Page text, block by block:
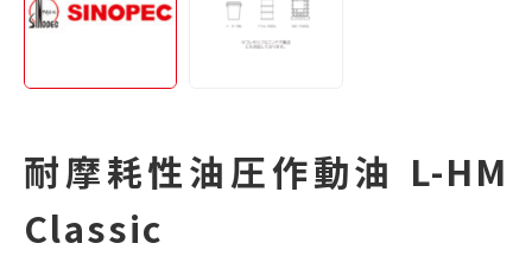
耐摩耗性油圧作動油 L-HM
Classic